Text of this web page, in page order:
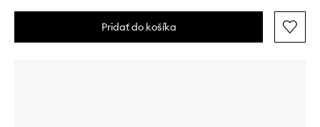
Pridať do košíka